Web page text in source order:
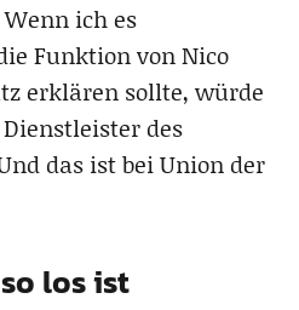
ich es
Funktion von Nico
erklären sollte, würde
des
das ist bei Union der
los ist